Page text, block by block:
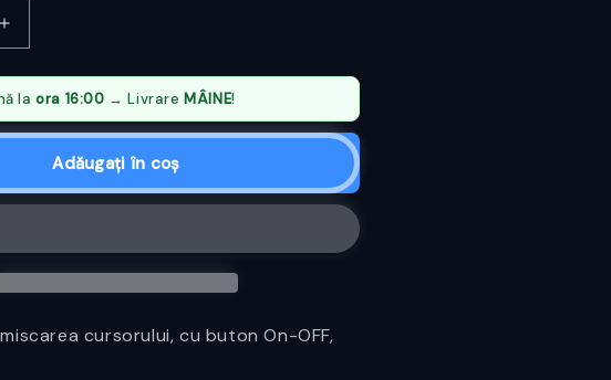
Creșteți
pentru
Simulator
USB
pentru
mouse,mouse
viteze,Nedectabil
laora 16:00 → LivrareMÂINE!
Adăugați în coș
cursorului, cu buton On-OFF,